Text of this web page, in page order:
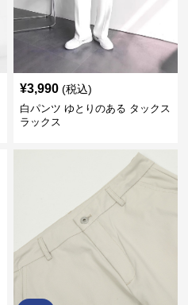
¥3,990 (税込)
白パンツ ゆとりのある タックス
ラックス